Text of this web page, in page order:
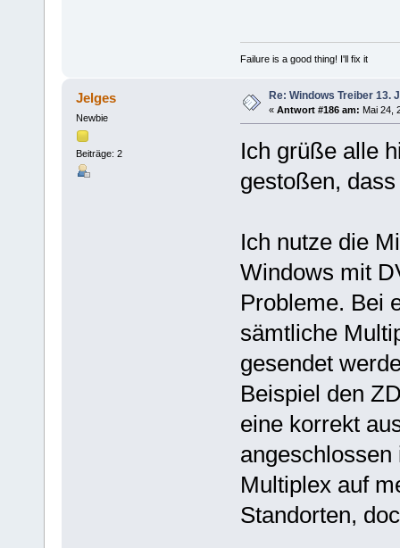
Failure is a good thing! I'll fix it
Jelges
Newbie
Beiträge: 2
Re: Windows Treiber 13.
« Antwort #186 am: Mai 24,
Ich grüße alle
gestoßen,
Ich nutze die
Windows mit
Probleme. Bei
sämtliche
gesendet
Beispiel den
eine korrekt
Multiplex auf
Standorten,